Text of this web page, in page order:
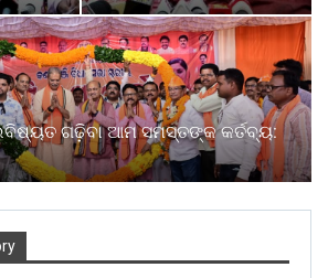
ଗଢ଼ିବା ଆମ ସମସ୍ତଙ୍କ କର୍ତବ୍ୟ: